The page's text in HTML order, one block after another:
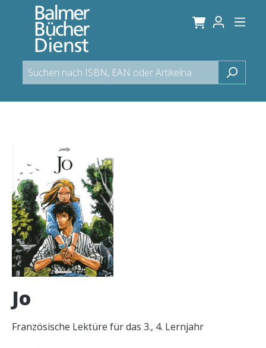
springen
Bildergalerie überspringen
Jo
Französische Lektüre für das 3., 4. Lernjahr